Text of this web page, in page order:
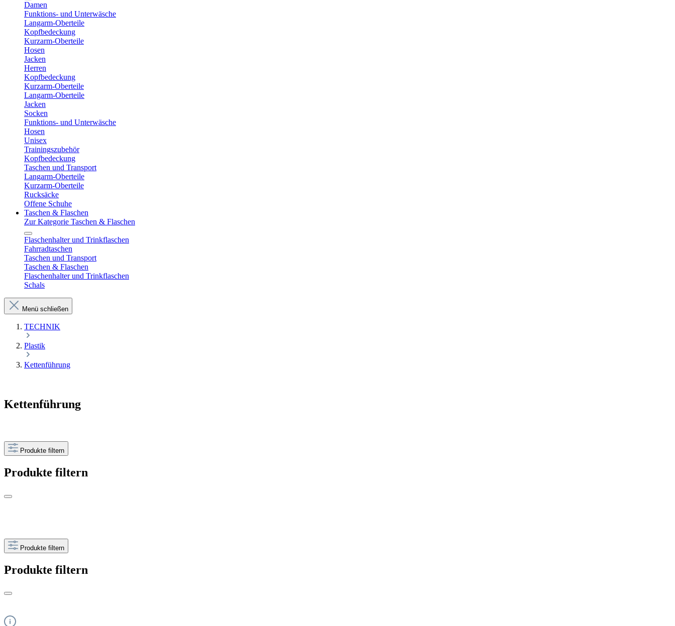
Damen
Funktions- und Unterwäsche
Langarm-Oberteile
Kopfbedeckung
Kurzarm-Oberteile
Hosen
Jacken
Herren
Kopfbedeckung
Kurzarm-Oberteile
Langarm-Oberteile
Jacken
Socken
Funktions- und Unterwäsche
Hosen
Unisex
Trainingszubehör
Kopfbedeckung
Taschen und Transport
Langarm-Oberteile
Kurzarm-Oberteile
Rucksäcke
Offene Schuhe
Taschen & Flaschen
Zur Kategorie Taschen & Flaschen
Flaschenhalter und Trinkflaschen
Fahrradtaschen
Taschen und Transport
Taschen & Flaschen
Flaschenhalter und Trinkflaschen
Schals
Menü schließen
TECHNIK
Plastik
Kettenführung
Kettenführung
Produkte filtern
Produkte filtern
Produkte filtern
Produkte filtern